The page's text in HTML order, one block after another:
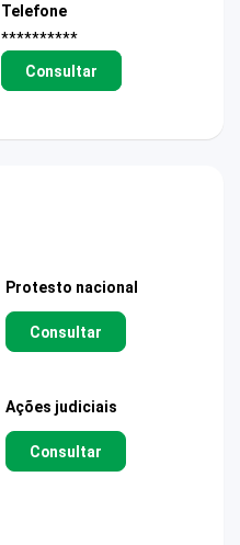
Telefone
**********
Consultar
Protesto nacional
Consultar
Ações judiciais
Consultar